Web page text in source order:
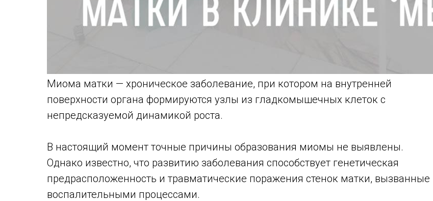
Миома матки — хроническое заболевание, при котором на внутренней
поверхности органа формируются узлы из гладкомышечных клеток с
непредсказуемой динамикой роста.
В настоящий момент точные причины образования миомы не выявлены.
Однако известно, что развитию заболевания способствует генетическая
предрасположенность и травматические поражения стенок матки, вызванные
воспалительными процессами.